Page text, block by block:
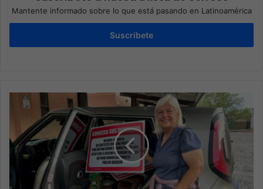
Mantente informado sobre lo que está pasando en Latinoamérica
Suscríbete